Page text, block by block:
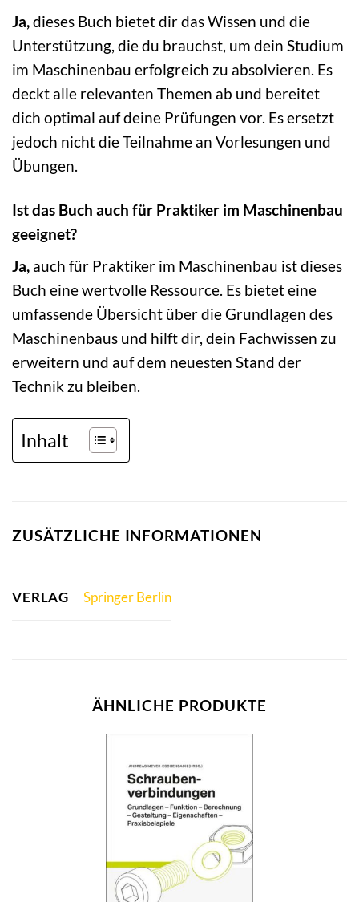
Ja,dieses Buch bietet dir das Wissen und die
Unterstützung, die du brauchst, um dein Studium
im Maschinenbau erfolgreich zu absolvieren. Es
deckt alle relevanten Themen ab und bereitet
dich optimal auf deine Prüfungen vor. Es ersetzt
jedoch nicht die Teilnahme an Vorlesungen und
Übungen.
Ist das Buch auch für Praktiker im Maschinenbau
geeignet?
Ja, auch für Praktiker im Maschinenbau ist dieses
Buch eine wertvolle Ressource. Es bietet eine
umfassende Übersicht über die Grundlagen des
Maschinenbaus und hilft dir, dein Fachwissen zu
erweitern und auf dem neuesten Stand der
Technik zu bleiben.
Inhalt
ZUSÄTZLICHE INFORMATIONEN
VERLAG Springer Berlin
ÄHNLICHE PRODUKTE